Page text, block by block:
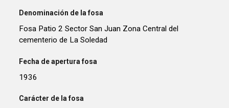
Denominación de la fosa
Fosa Patio 2 Sector San Juan Zona Central del
cementerio de La Soledad
Fecha de apertura fosa
1936
Carácter de la fosa